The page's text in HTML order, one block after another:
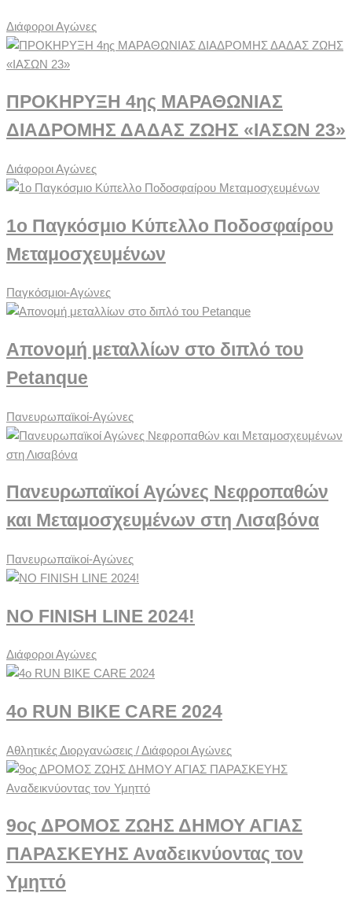
Διάφοροι Αγώνες
ΠΡΟΚΗΡΥΞΗ 4ης ΜΑΡΑΘΩΝΙΑΣ
ΔΙΑΔΡΟΜΗΣ ΔΑΔΑΣ ΖΩΗΣ «ΙΑΣΩΝ 23»
Διάφοροι Αγώνες
1ο Παγκόσμιο Κύπελλο Ποδοσφαίρου
Μεταμοσχευμένων
Παγκόσμιοι-Αγώνες
Απονομή μεταλλίων στο διπλό του
Petanque
Πανευρωπαϊκοί-Αγώνες
Πανευρωπαϊκοί Αγώνες Νεφροπαθών
και Μεταμοσχευμένων στη Λισαβόνα
Πανευρωπαϊκοί-Αγώνες
NO FINISH LINE 2024!
Διάφοροι Αγώνες
4o RUN BIKE CARE 2024
Αθλητικές Διοργανώσεις / Διάφοροι Αγώνες
9ος ΔΡΟΜΟΣ ΖΩΗΣ ΔΗΜΟΥ ΑΓΙΑΣ
ΠΑΡΑΣΚΕΥΗΣ Αναδεικνύοντας τον
Υμηττό